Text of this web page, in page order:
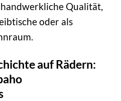
Qualität,
oder als
auf Rädern: